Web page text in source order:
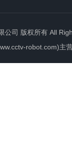
公司 版权所有 All
robot.com)主